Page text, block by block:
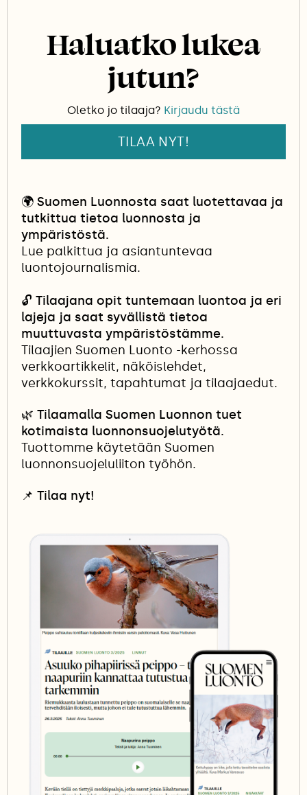
Haluatko lukea
jutun?
Oletko jo tilaaja? Kirjaudu tästä
TILAA NYT!
🌍 Suomen Luonnosta saat luotettavaa ja
tutkittua tietoa luonnosta ja
ympäristöstä.
Lue palkittua ja asiantuntevaa
luontojournalismia.
🔓 Tilaajana opit tuntemaan luontoa ja eri
lajeja ja saat syvällistä tietoa
muuttuvasta ympäristöstämme.
Tilaajien Suomen Luonto -kerhossa
verkkoartikkelit, näköislehdet,
verkkokurssit, tapahtumat ja tilaajaedut.
🌿 Tilaamalla Suomen Luonnon tuet
kotimaista luonnonsuojelutyötä.
Tuottomme käytetään Suomen
luonnonsuojeluliiton työhön.
📌 Tilaa nyt!